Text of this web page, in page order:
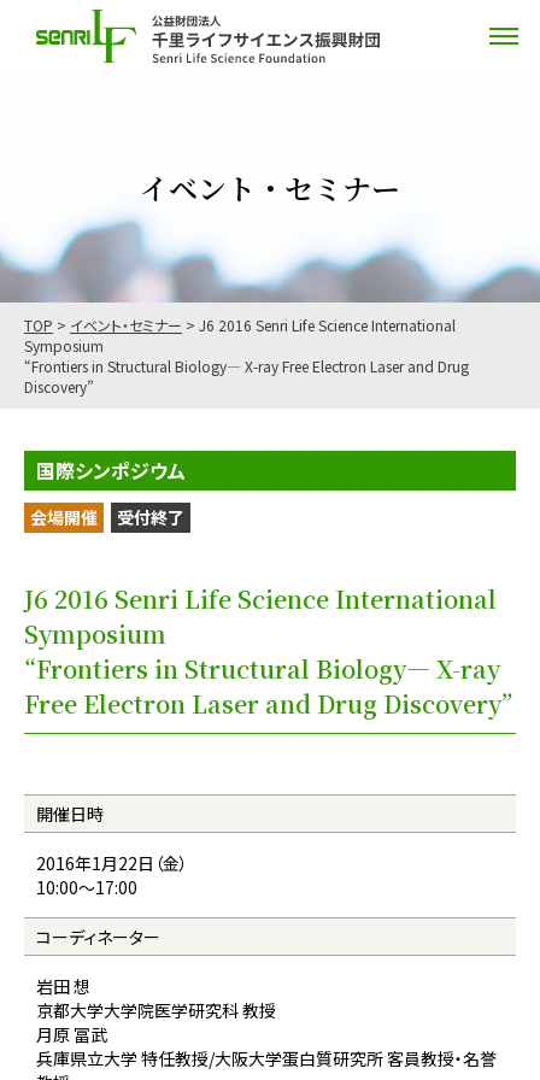
イベント・セミナー
TOP > イベント・セミナー > J6 2016 Senri Life Science International
Symposium
“Frontiers in Structural Biology— X-ray Free Electron Laser and Drug
Discovery”
国際シンポジウム
会場開催 受付終了
J6 2016 Senri Life Science International
Symposium
“Frontiers in Structural Biology— X-ray
Free Electron Laser and Drug Discovery”
開催日時
2016年1月22日（金）
10:00〜17:00
コーディネーター
岩田 想
京都大学大学院医学研究科 教授
月原 冨武
兵庫県立大学 特任教授/大阪大学蛋白質研究所 客員教授・名誉